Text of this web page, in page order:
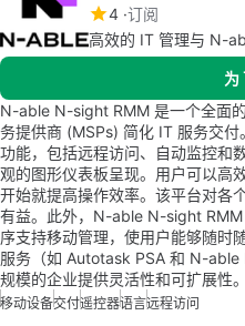
4 订阅
高效的 IT 管理与 N-
为
N-able N-sight RMM 是一个全面
务提供商 (MSPs) 简化 IT 服务交
功能，包括远程访问、自动监控和
观的图形仪表板呈现。用户可以高
开始就提高操作效率。该平台对各
有益。此外，N-able N-sight
序支持移动管理，使用户能够随时
服务（如 Autotask PSA 和 N-
规模的企业提供灵活性和可扩展性
移动设备交付遥控器语言远程访问